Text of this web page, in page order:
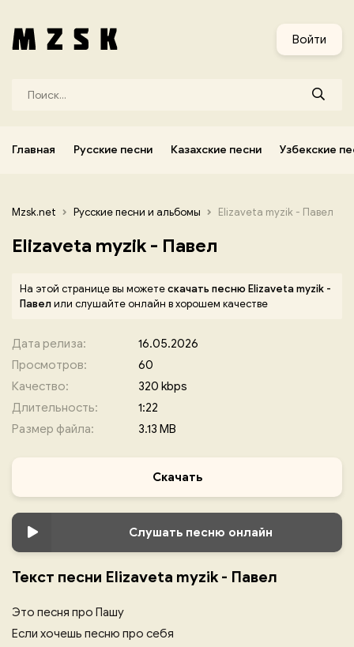
Войти
Главная Русские песни Казахские песни Узбекские
Mzsk.net Русские песни и альбомы Elizaveta myzik - Павел
Elizaveta myzik - Павел
На этой странице вы можетескачать песню Elizaveta myzik -
Павелили слушайте онлайн в хорошем качестве
Дата релиза:
16.05.2026
Просмотров:
60
Качество:
320 kbps
Длительность:
1:22
Размер файла:
3.13 MB
Скачать
Слушать песню онлайн
Текст песни Elizaveta myzik - Павел
Это песня про Пашу
Если хочешь песню про себя
Узбекские песни Корейские песни